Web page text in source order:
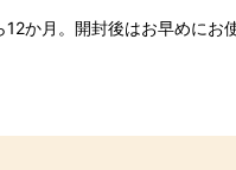
か月。開封後はお早めにお